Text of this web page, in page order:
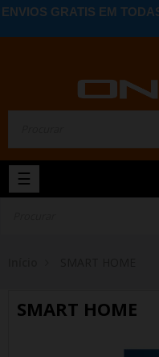
ENVIOS GRATIS EM
Toggle
navigation
☰
SMART HOME